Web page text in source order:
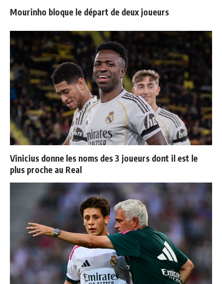
Mourinho bloque le départ de deux joueurs
Vinicius donne les noms des 3 joueurs dont il est le
plus proche au Real